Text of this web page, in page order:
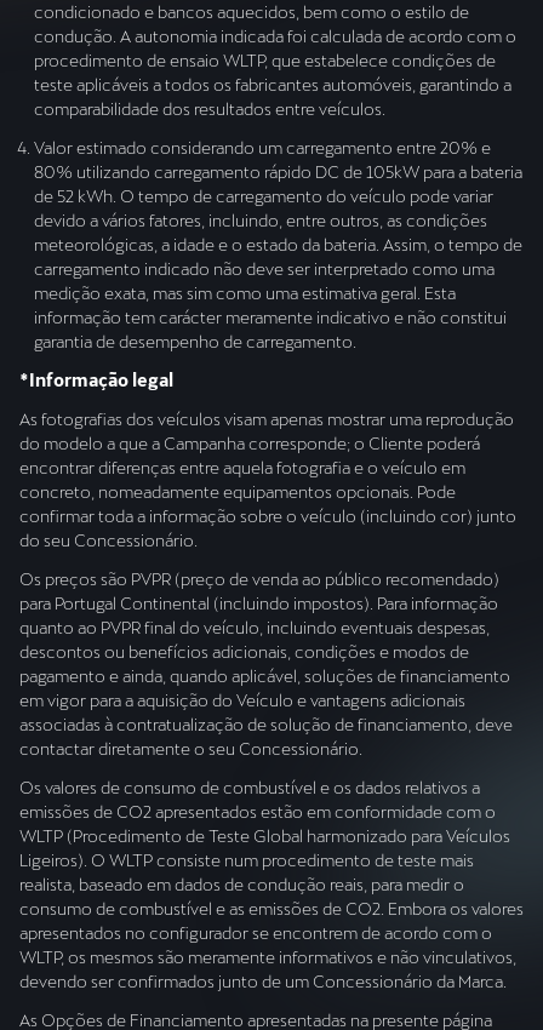
condicionado e bancos aquecidos, bem como o estilo de
condução. A autonomia indicada foi calculada de acordo com o
procedimento de ensaio WLTP, que estabelece condições de
teste aplicáveis a todos os fabricantes automóveis, garantindo a
comparabilidade dos resultados entre veículos.
Valor estimado considerando um carregamento entre 20% e
80% utilizando carregamento rápido DC de 105kW para a bateria
de 52 kWh. O tempo de carregamento do veículo pode variar
devido a vários fatores, incluindo, entre outros, as condições
meteorológicas, a idade e o estado da bateria. Assim, o tempo de
carregamento indicado não deve ser interpretado como uma
medição exata, mas sim como uma estimativa geral. Esta
informação tem carácter meramente indicativo e não constitui
garantia de desempenho de carregamento.
*Informação legal
As fotografias dos veículos visam apenas mostrar uma reprodução
do modelo a que a Campanha corresponde; o Cliente poderá
encontrar diferenças entre aquela fotografia e o veículo em
concreto, nomeadamente equipamentos opcionais. Pode
confirmar toda a informação sobre o veículo (incluindo cor) junto
do seu Concessionário.
Os preços são PVPR (preço de venda ao público recomendado)
para Portugal Continental (incluindo impostos). Para informação
quanto ao PVPR final do veículo, incluindo eventuais despesas,
descontos ou benefícios adicionais, condições e modos de
pagamento e ainda, quando aplicável, soluções de financiamento
em vigor para a aquisição do Veículo e vantagens adicionais
associadas à contratualização de solução de financiamento, deve
contactar diretamente o seu Concessionário.
Os valores de consumo de combustível e os dados relativos a
emissões de CO2 apresentados estão em conformidade com o
WLTP (Procedimento de Teste Global harmonizado para Veículos
Ligeiros). O WLTP consiste num procedimento de teste mais
realista, baseado em dados de condução reais, para medir o
consumo de combustível e as emissões de CO2. Embora os valores
apresentados no configurador se encontrem de acordo com o
WLTP, os mesmos são meramente informativos e não vinculativos,
devendo ser confirmados junto de um Concessionário da Marca.
As Opções de Financiamento apresentadas na presente página